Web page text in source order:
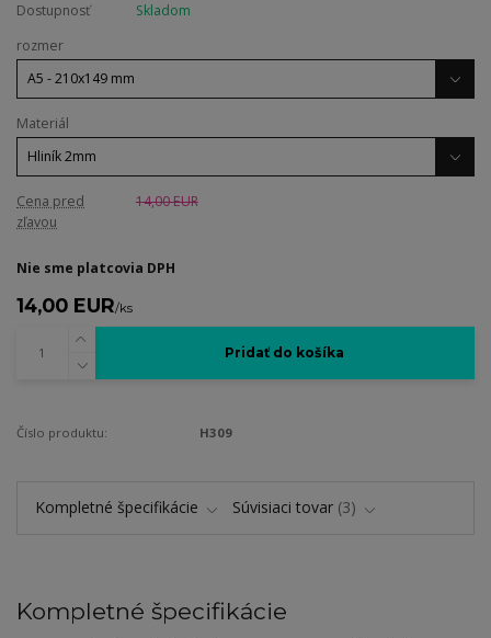
Dostupnosť
Skladom
rozmer
Materiál
Cena pred
zľavou
14,00 EUR
Nie sme platcovia DPH
14,00 EUR/ks
Pridať do košíka
Číslo produktu: H309
Kompletné špecifikácie Súvisiaci tovar 3
Kompletné špecifikácie